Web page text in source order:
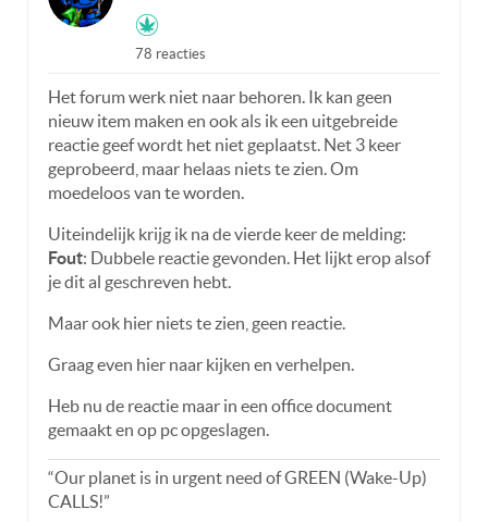
78 reacties
Het forum werk niet naar behoren. Ik kan geen
nieuw item maken en ook als ik een uitgebreide
reactie geef wordt het niet geplaatst. Net 3 keer
geprobeerd, maar helaas niets te zien. Om
moedeloos van te worden.
Uiteindelijk krijg ik na de vierde keer de melding:
Fout: Dubbele reactie gevonden. Het lijkt erop alsof
je dit al geschreven hebt.
Maar ook hier niets te zien, geen reactie.
Graag even hier naar kijken en verhelpen.
Heb nu de reactie maar in een office document
gemaakt en op pc opgeslagen.
“Our planet is in urgent need of GREEN (Wake-Up)
CALLS!”